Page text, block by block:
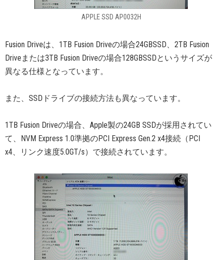
APPLE SSD AP0032H
Fusion Driveは、1TB Fusion Driveの場合24GBSSD、2TB Fusion
Driveまたは3TB Fusion Driveの場合128GBSSDというサイズが
異なる仕様となっています。
また、SSDドライブの接続方法も異なっています。
1TB Fusion Driveの場合、Apple製の24GB SSDが採用されてい
て、NVM Express 1.0準拠のPCI Express Gen.2 x4接続（PCI
x4、リンク速度5.0GT/s）で接続されています。